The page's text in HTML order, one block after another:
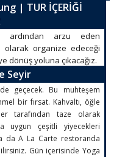
| TUR İÇERİĞİ
ardından arzu eden
olarak organize edeceği
dönüş yoluna çıkacağız.
Seyir
geçecek. Bu muhteşem
bir fırsat. Kahvaltı, öğle
tarafından taze olarak
uygun çeşitli yiyecekleri
da A La Carte restoranda
Gün içerisinde Yoga